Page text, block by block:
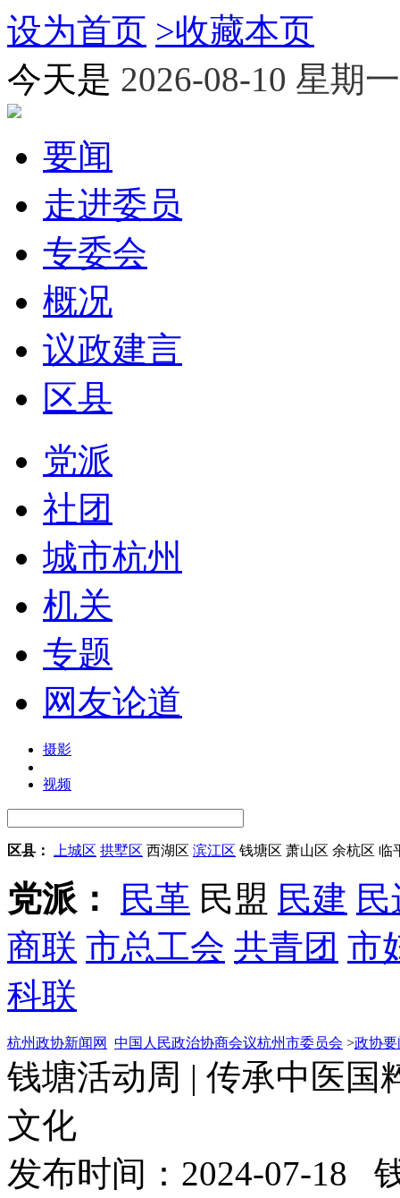
设为首页 >收藏本页
今天是 2026-08-10 星期一
要闻
走进委员
专委会
概况
议政建言
区县
党派
社团
城市杭州
机关
专题
网友论道
摄影
视频
区县： 上城区 拱墅区 西湖区 滨江区 钱塘区 萧山区 余杭区 临
党派： 民革 民盟 民建
商联 市总工会 共青团 市
科联
杭州政协新闻网 中国人民政治协商会议杭州市委员会 >政协要
钱塘活动周 | 传承中医国
文化
发布时间：2024-07-18